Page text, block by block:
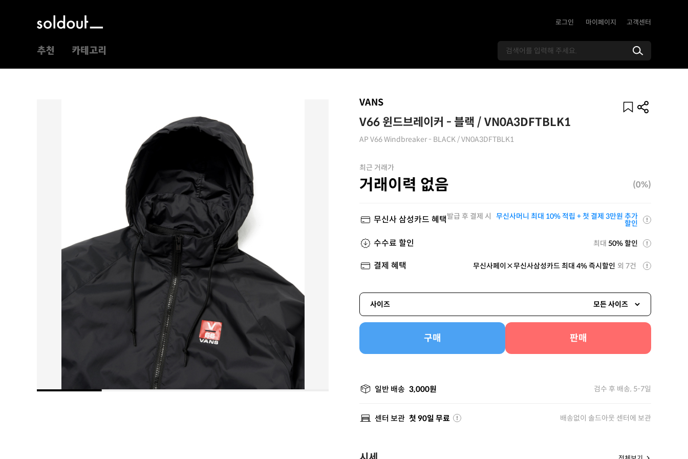
로그인 마이페이지 고객센터
추천 카테고리
VANS
V66 윈드브레이커 - 블랙 / VN0A3DFTBLK1
AP V66 Windbreaker - BLACK / VN0A3DFTBLK1
최근 거래가
거래이력 없음 (0%)
무신사 삼성카드 혜택발급 후 결제 시 무신사머니 최대 10% 적립 + 첫 결제 3만원 추가
할인
수수료 할인 최대 50% 할인
결제 혜택 무신사페이×무신사삼성카드 최대 4% 즉시할인 외 7건
사이즈 모든 사이즈
구매 판매
일반 배송 3,000원 검수 후 배송, 5-7일
센터 보관 첫 90일 무료 배송없이 솔드아웃 센터에 보관